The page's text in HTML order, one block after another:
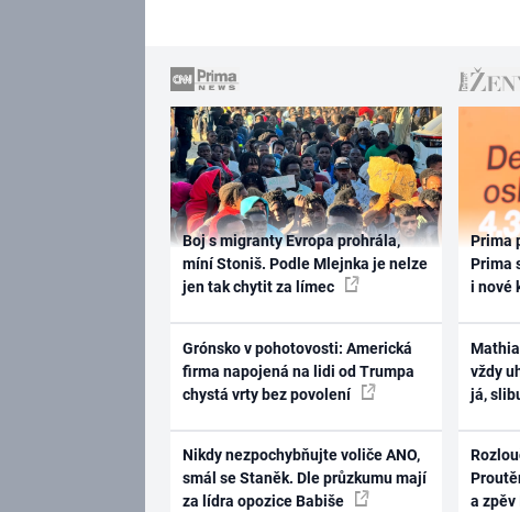
Boj s migranty Evropa prohrála,
míní Stoniš. Podle Mlejnka je nelze
jen tak chytit za límec
Grónsko v pohotovosti: Americká
firma napojená na lidi od Trumpa
chystá vrty bez povolení
Nikdy nezpochybňujte voliče ANO,
smál se Staněk. Dle průzkumu mají
za lídra opozice Babiše
Prima
Prima
i nové
vždy
já,
a zpěv